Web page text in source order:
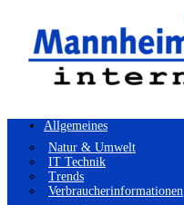
Allgemeines
Natur & Umwelt
IT Technik
Trends
Verbraucherinformationen